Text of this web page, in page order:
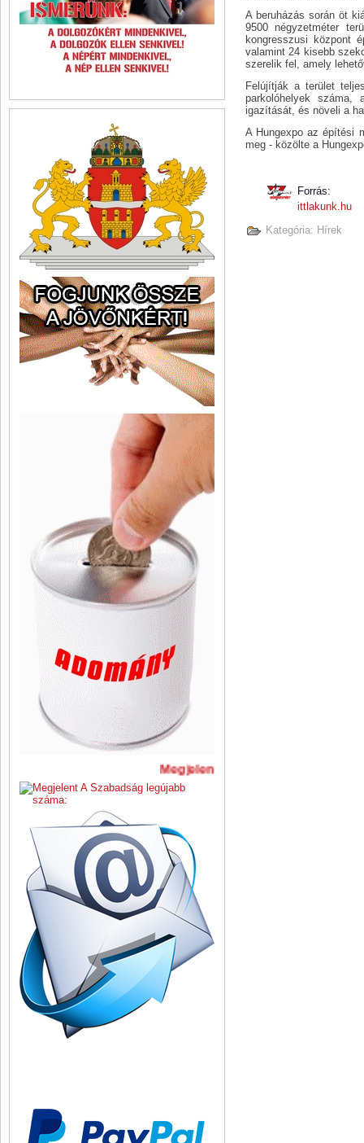
Megjelent A Szabadság legújabb
A beruházás során öt
9500 négyzetméter
kongresszusi központ
valamint 24 kisebb
szerelik fel, amely
Felújítják a terület
parkolóhelyek száma,
igazítását, és növeli a
A Hungexpo az építési
meg - közölte a
Forrás:
ittlakunk.hu
Kategória: Hírek